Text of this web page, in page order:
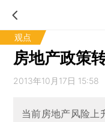
观点
房地产政策
2013年10月17日 15:58
当前房地产风险上